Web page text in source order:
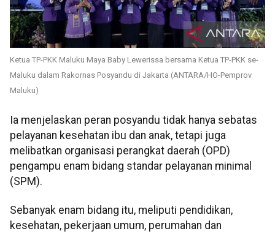
Ketua TP-PKK Maluku Maya Baby Lewerissa bersama Ketua TP-PKK se-
Maluku dalam Rakornas Posyandu di Jakarta (ANTARA/HO-Pemprov
Maluku)
Ia menjelaskan peran posyandu tidak hanya sebatas
pelayanan kesehatan ibu dan anak, tetapi juga
melibatkan organisasi perangkat daerah (OPD)
pengampu enam bidang standar pelayanan minimal
(SPM).
Sebanyak enam bidang itu, meliputi pendidikan,
kesehatan, pekerjaan umum, perumahan dan